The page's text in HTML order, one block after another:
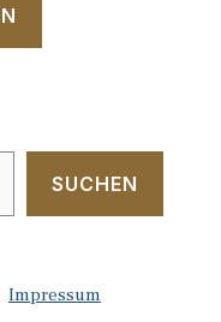
SUCHEN
Impressum